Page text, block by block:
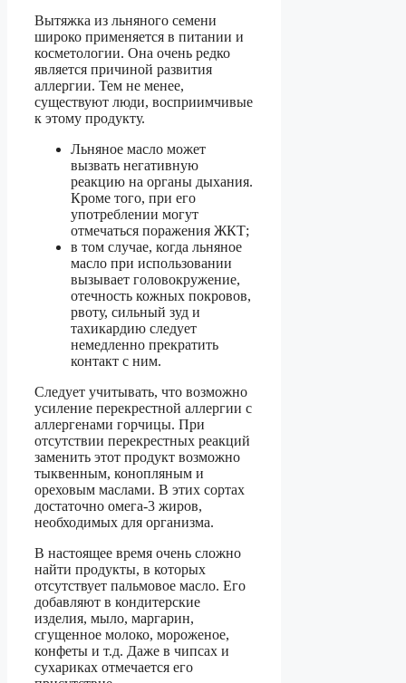
Вытяжка из льняного семени
широко применяется в питании и
косметологии. Она очень редко
является причиной развития
аллергии. Тем не менее,
существуют люди, восприимчивые
к этому продукту.
Льняное масло может
вызвать негативную
реакцию на органы дыхания.
Кроме того, при его
употреблении могут
отмечаться поражения ЖКТ;
в том случае, когда льняное
масло при использовании
вызывает головокружение,
отечность кожных покровов,
рвоту, сильный зуд и
тахикардию следует
немедленно прекратить
контакт с ним.
Следует учитывать, что возможно
усиление перекрестной аллергии с
аллергенами горчицы. При
отсутствии перекрестных реакций
заменить этот продукт возможно
тыквенным, конопляным и
ореховым маслами. В этих сортах
достаточно омега-3 жиров,
необходимых для организма.
В настоящее время очень сложно
найти продукты, в которых
отсутствует пальмовое масло. Его
добавляют в кондитерские
изделия, мыло, маргарин,
сгущенное молоко, мороженое,
конфеты и т.д. Даже в чипсах и
сухариках отмечается его